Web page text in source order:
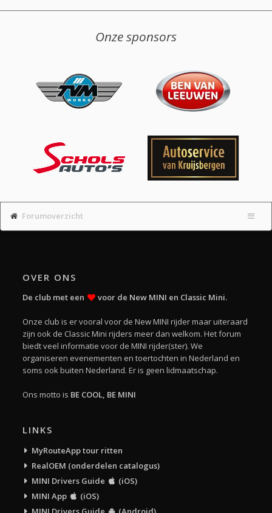
Onze sponsors
Forumoverzicht
OVER ONS
De club met een voor de New MINI en Classic Mini.
Onze club is er vooral voor de New MINI rijder maar uiteraard
zijn ook de Classic Mini rijders meer dan welkom. Het forum
biedt veel informatie voor de MINI rijder(ster). We
organiseren evenementen en toertochten in Nederland en
soms ook buiten Nederland. Er is geen lidmaatschap.
Ons motto is BE COOL, BE MINI
LINKS
MyRouteApp tour ritten
RealOEM (onderdelen catalogus)
MINI Drivers Guide
(iOS)
MINI App
(iOS)